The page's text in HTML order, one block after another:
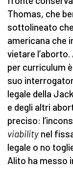
Thomas, che
sottolineato
americana che
vietare
per curriculum
suo
legale della
e degli altri
preciso:
viability nel
legale o no
Alito ha messo